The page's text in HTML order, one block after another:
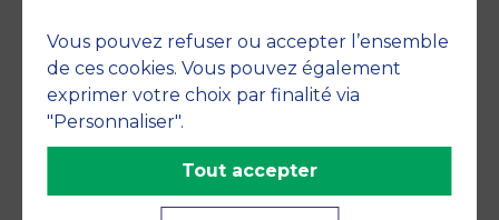
Vous pouvez refuser ou accepter l’ensemble
de ces cookies. Vous pouvez également
exprimer votre choix par finalité via
"Personnaliser".
Tout accepter